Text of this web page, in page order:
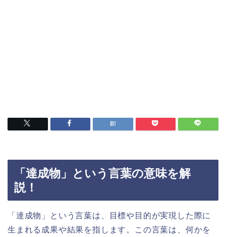
「達成物」という言葉の意味を解
説！
「達成物」という言葉は、目標や目的が実現した際に
生まれる成果や結果を指します。この言葉は、何かを